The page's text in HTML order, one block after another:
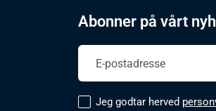
Abonner på vårt
Jeg godtar herved